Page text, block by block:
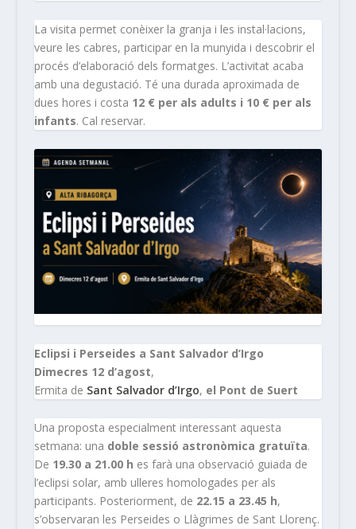
La visita permet conèixer la granja i les instal·lacions,
veure les cabres, participar en la munyida i descobrir el
procés d’elaboració dels formatges. L’activitat acaba
amb una degustació. Té una durada aproximada de
dues hores i costa 12 € per als adults i 10 € per als
infants. Cal reservar.
Eclipsi i Perseides a Sant Salvador d’Irgo
Dimecres 12 d’agost,
Ermita de Sant Salvador d’Irgo, el Pont de Suert
Una proposta especialment interessant aquesta
setmana: una doble sessió astronòmica gratuïta.
De 19.30 a 21.00 h es farà una observació guiada de
l’eclipsi solar, amb ulleres homologades per als
participants. Posteriorment, de 22.15 a 23.45 h,
s’observaran les Perseides o Llàgrimes de Sant Llorenç.